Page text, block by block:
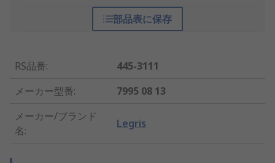
部品表に保存
RS品番:
445-3111
メーカー型番:
7995 08 13
メーカー/ブランド
名:
Legris